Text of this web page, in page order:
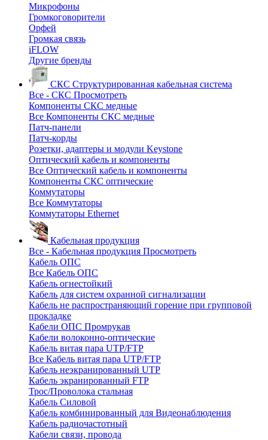
Микрофоны
Громкоговорители
Орфей
Громкая связь
iFLOW
Другие бренды
СКС Структурированная кабельная система
Все - СКС Просмотреть
Компоненты СКС медные
Все Компоненты СКС медные
Патч-панели
Патч-корды
Розетки, адаптеры и модули Keystone
Оптический кабель и компоненты
Все Оптический кабель и компоненты
Компоненты СКС оптические
Коммутаторы
Все Коммутаторы
Коммутаторы Ethernet
Кабельная продукция
Все - Кабельная продукция Просмотреть
Кабель ОПС
Все Кабель ОПС
Кабель огнестойкий
Кабель для систем охранной сигнализации
Кабель не распространяющий горение при групповой
прокладке
Кабели ОПС Промрукав
Кабели волоконно-оптические
Кабель витая пара UTP/FTP
Все Кабель витая пара UTP/FTP
Кабель неэкранированный UTP
Кабель экранированный FTP
Трос/Проволока стальная
Кабель Силовой
Кабель комбинированный для Видеонаблюдения
Кабель радиочастотный
Кабели связи, провода